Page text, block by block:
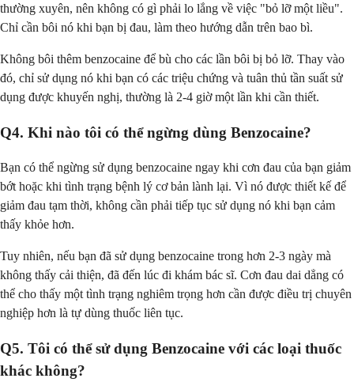
thường xuyên, nên không có gì phải lo lắng về việc "bỏ lỡ một liều".
Chỉ cần bôi nó khi bạn bị đau, làm theo hướng dẫn trên bao bì.
Không bôi thêm benzocaine để bù cho các lần bôi bị bỏ lỡ. Thay vào
đó, chỉ sử dụng nó khi bạn có các triệu chứng và tuân thủ tần suất sử
dụng được khuyến nghị, thường là 2-4 giờ một lần khi cần thiết.
Q4. Khi nào tôi có thể ngừng dùng Benzocaine?
Bạn có thể ngừng sử dụng benzocaine ngay khi cơn đau của bạn giảm
bớt hoặc khi tình trạng bệnh lý cơ bản lành lại. Vì nó được thiết kế để
giảm đau tạm thời, không cần phải tiếp tục sử dụng nó khi bạn cảm
thấy khỏe hơn.
Tuy nhiên, nếu bạn đã sử dụng benzocaine trong hơn 2-3 ngày mà
không thấy cải thiện, đã đến lúc đi khám bác sĩ. Cơn đau dai dẳng có
thể cho thấy một tình trạng nghiêm trọng hơn cần được điều trị chuyên
nghiệp hơn là tự dùng thuốc liên tục.
Q5. Tôi có thể sử dụng Benzocaine với các loại thuốc
khác không?